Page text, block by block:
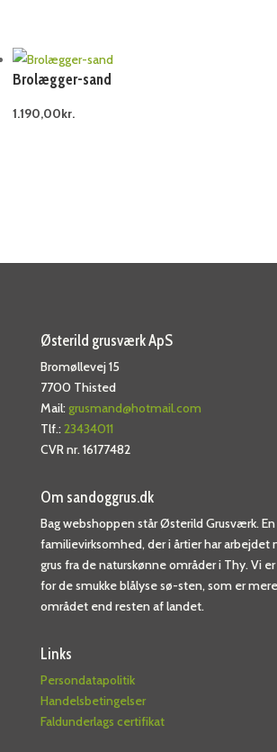
Brolægger-sand
1.190,00kr.
Østerild grusværk ApS
Bromøllevej 15
7700 Thisted
Mail:grusmand@hotmail.com
Tlf.:23434011
CVR nr. 16177482
Om sandoggrus.dk
Bag webshoppen står Østerild Grusværk. En
familievirksomhed, der i årtier har arbejdet
grus fra de naturskønne områder i Thy. Vi
for de smukke blålyse sø-sten, som er
området end resten af landet.
Links
Persondatapolitik
Handelsbetingelser
Faldunderlags certifikat